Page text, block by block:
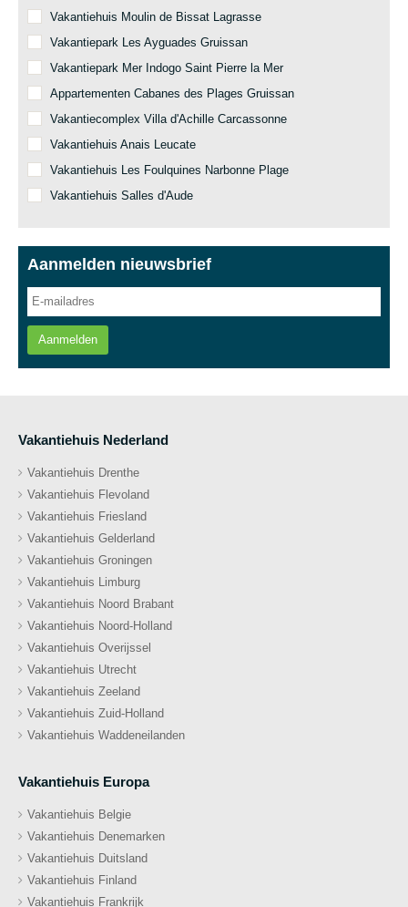
Vakantiehuis Moulin de Bissat Lagrasse
Vakantiepark Les Ayguades Gruissan
Vakantiepark Mer Indogo Saint Pierre la Mer
Appartementen Cabanes des Plages Gruissan
Vakantiecomplex Villa d'Achille Carcassonne
Vakantiehuis Anais Leucate
Vakantiehuis Les Foulquines Narbonne Plage
Vakantiehuis Salles d'Aude
Aanmelden nieuwsbrief
Aanmelden
Vakantiehuis Nederland
Vakantiehuis Drenthe
Vakantiehuis Flevoland
Vakantiehuis Friesland
Vakantiehuis Gelderland
Vakantiehuis Groningen
Vakantiehuis Limburg
Vakantiehuis Noord Brabant
Vakantiehuis Noord-Holland
Vakantiehuis Overijssel
Vakantiehuis Utrecht
Vakantiehuis Zeeland
Vakantiehuis Zuid-Holland
Vakantiehuis Waddeneilanden
Vakantiehuis Europa
Vakantiehuis Belgie
Vakantiehuis Denemarken
Vakantiehuis Duitsland
Vakantiehuis Finland
Vakantiehuis Frankrijk